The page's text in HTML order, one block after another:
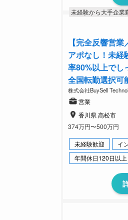
未経験から大手企業
【完全反響営
アポなし！未経
率80%以上でし
全国転勤選択可
株式会社BuySell
営業
香川県 高松市
374万円〜500万円
未経験歓迎 イ
年間休日120日以上